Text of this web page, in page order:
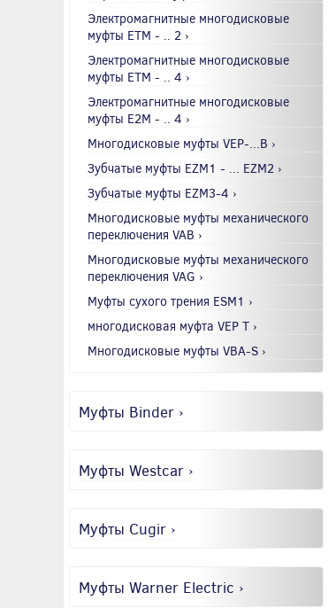
Электромагнитные многодисковые
муфты EТМ - .. 2 ›
Электромагнитные многодисковые
муфты EТМ - .. 4 ›
Электромагнитные многодисковые
муфты E2М - .. 4 ›
Многодисковые муфты VEP-...B ›
Зубчатые муфты EZM1 - ... EZM2 ›
Зубчатые муфты EZM3-4 ›
Многодисковые муфты механического
переключения VAB ›
Многодисковые муфты механического
переключения VAG ›
Муфты сухого трения ESM1 ›
многодисковая муфта VEP T ›
Многодисковые муфты VBA-S ›
Муфты Binder ›
Муфты Westcar ›
Муфты Cugir ›
Муфты Warner Electric ›